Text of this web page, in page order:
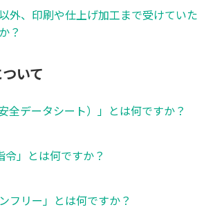
外、印刷や仕上げ加工まで受けていた
？
いて
安全データシート）」とは何ですか？
令」とは何ですか？
フリー」とは何ですか？